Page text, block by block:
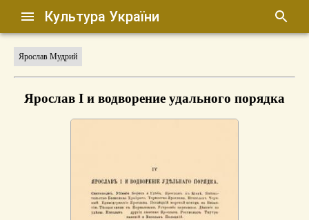
Культура України
Ярослав Мудрий
Ярослав I и водворение удального порядка